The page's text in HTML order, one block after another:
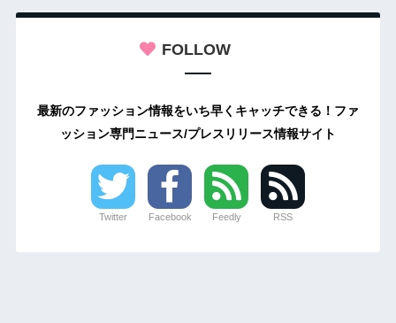
FOLLOW
最新のファッション情報をいち早くキャッチできる！ファ
ッション専門ニュース/プレスリリース情報サイト
Twitter Facebook Feedly RSS